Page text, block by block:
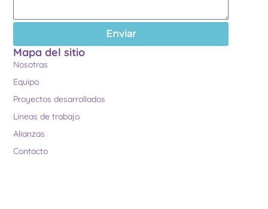
Enviar
Mapa del sitio
Nosotras
Equipo
Proyectos desarrollados
Lineas de trabajo
Alianzas
Contacto